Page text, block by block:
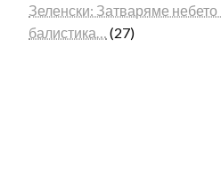
Зеленски: Затваряме
балистика…
(27)